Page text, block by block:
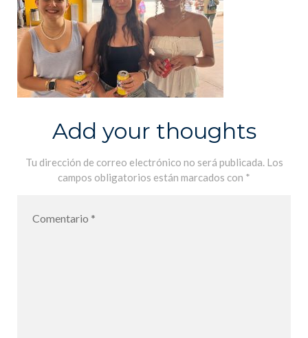
Add your thoughts
Tu dirección de correo electrónico no será publicada. Los
campos obligatorios están marcados con *